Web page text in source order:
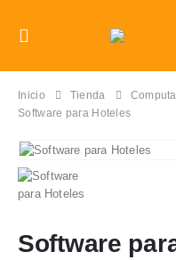
Inicio Tienda
Software para Hoteles
Software